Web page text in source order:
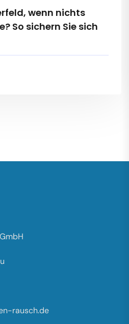
wenn nichts
So sichern Sie sich
rausch.de